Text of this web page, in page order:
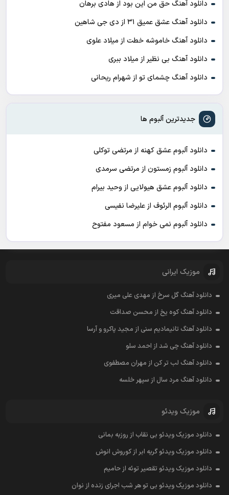
دانلود آهنگ حق من این بود از هادی برهان
دانلود آهنگ عشق عمیق ۳۱ از دی جی شاهین
دانلود آهنگ خاموشه خطت از میلاد علوی
دانلود آهنگ بی نظیر از میلاد ببری
دانلود آهنگ چشمای تو از شهرام ریحانی
جدیدترین آلبوم ها
دانلود آلبوم عشق کهنه از مرتضی توکلی
دانلود آلبوم زمستون از مرتضی سرمدی
دانلود آلبوم عشق هیولایی از وحید بیرام
دانلود آلبوم الرئوف از علیرضا نفیسی
دانلود آلبوم نمی خوام از مسعود مفتوح
موزیک ایرانی
دانلود آهنگ گل سرخ از مهدی علی میری
دانلود آهنگ کوه یخ از محسن صداقت
دانلود آهنگ تانیمادیم سنی از مجید پاکرو و آرسا
دانلود آهنگ چی شد از احمد سلو
دانلود آهنگ لب تر کن از مهران مصطفوی
دانلود آهنگ مرد سال از سپهر خلسه
موزیک ویدئو
دانلود موزیک ویدئو بی نقاب از روزبه بمانی
دانلود موزیک ویدئو گریه ابر از کوروش انوش
دانلود موزیک ویدئو تقصیر توئه از حامیم
دانلود موزیک ویدئو بی تو هر شب اجرای زنده از نوان